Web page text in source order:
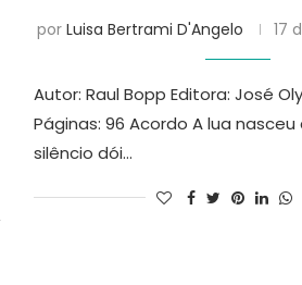
porLuisa Bertrami D'Angelo 17
Autor: Raul Bopp Editora: José
Páginas: 96 Acordo A lua
silêncio dói…